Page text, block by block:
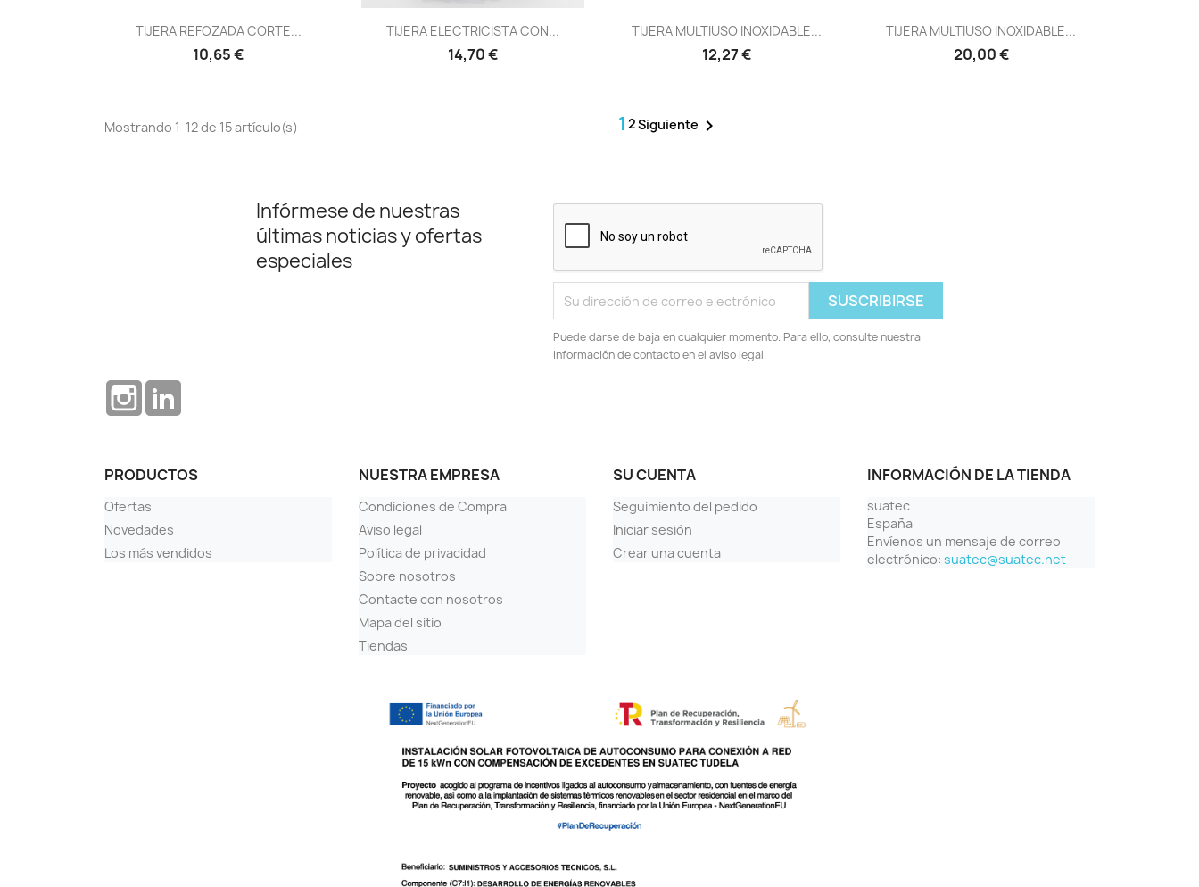
Vista rápida
TIJERA REFOZADA CORTE...
10,65 €
 Vista rápida
TIJERA ELECTRICISTA CON...
14,70 €
Vista rápida
TIJERA MULTIUSO INOXIDABLE...
12,27 €
Vista rápida
TIJERA MULTIUSO INOXIDABLE...
20,00 €
Mostrando 1-12 de 15 artículo(s) 1 2Siguiente 
Infórmese de nuestras
últimas noticias y ofertas
especiales
Puede darse de baja en cualquier momento. Para ello, consulte nuestra
información de contacto en el aviso legal.
Instagram
PRODUCTOS
Ofertas
Novedades
Los más vendidos
NUESTRA EMPRESA
Condiciones de Compra
Aviso legal
Política de privacidad
Sobre nosotros
Contacte con nosotros
Mapa del sitio
Tiendas
SU CUENTA
Seguimiento del pedido
Iniciar sesión
Crear una cuenta
INFORMACIÓN DE LA TIENDA
suatec
España
Envíenos un mensaje de correo
electrónico: suatec@suatec.net